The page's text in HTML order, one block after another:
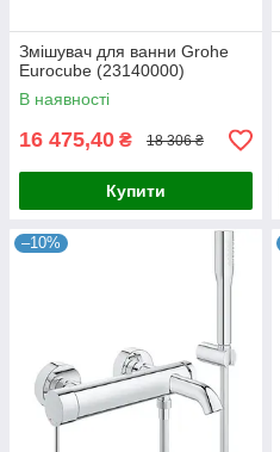
Змішувач для ванни Grohe
Eurocube (23140000)
В наявності
16 475,40 ₴ 18 306 ₴
Купити
–10%